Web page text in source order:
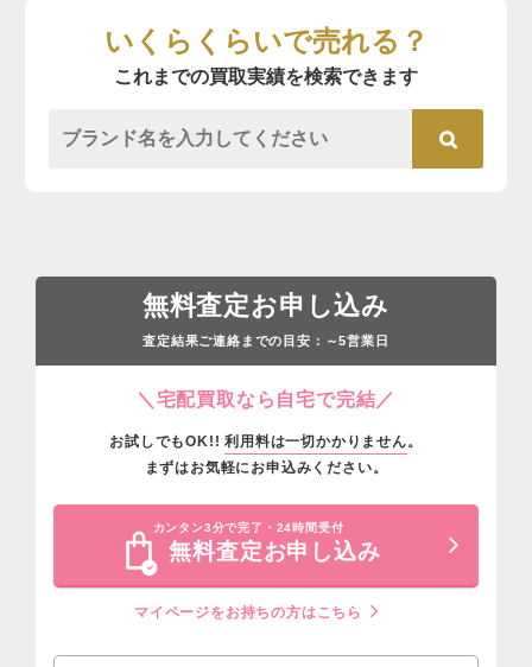
いくらくらいで売れる？
これまでの買取実績を検索できます
無料査定お申し込み
査定結果ご連絡までの目安： ～5営業日
＼宅配買取なら自宅で完結／
お試しでもOK!!利用料は一切かかりません。
まずはお気軽にお申込みください。
カンタン3分で完了・24時間受付
無料査定お申し込み
マイページをお持ちの方はこちら